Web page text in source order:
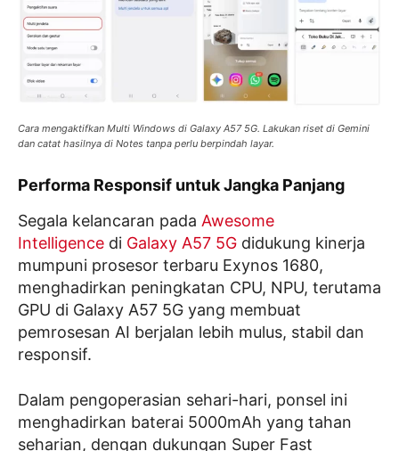
Cara mengaktifkan Multi Windows di Galaxy A57 5G. Lakukan riset di Gemini
dan catat hasilnya di Notes tanpa perlu berpindah layar.
Performa Responsif untuk Jangka Panjang
Segala kelancaran pada Awesome
Intelligence di Galaxy A57 5G didukung kinerja
mumpuni prosesor terbaru Exynos 1680,
menghadirkan peningkatan CPU, NPU, terutama
GPU di Galaxy A57 5G yang membuat
pemrosesan AI berjalan lebih mulus, stabil dan
responsif.
Dalam pengoperasian sehari-hari, ponsel ini
menghadirkan baterai 5000mAh yang tahan
seharian, dengan dukungan Super Fast